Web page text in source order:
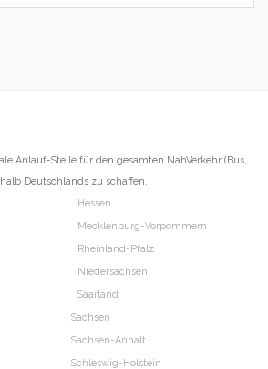
Anlauf-Stelle für den gesamten NahVerkehr (Bus,
Deutschlands zu schaffen.
Hessen
Mecklenburg-Vorpommern
Rheinland-Pfalz
Niedersachsen
Saarland
Sachsen
Sachsen-Anhalt
Schleswig-Holstein